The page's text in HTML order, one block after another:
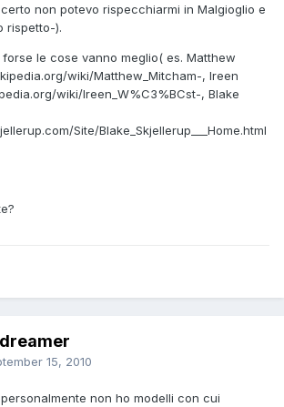
non potevo rispecchiarmi in Malgioglio e
rispetto-).
le cose vanno meglio( es. Matthew
wiki/Matthew_Mitcham-, Ireen
wiki/Ireen_W%C3%BCst-, Blake
Site/Blake_Skjellerup___Home.html
15, 2010
non ho modelli con cui